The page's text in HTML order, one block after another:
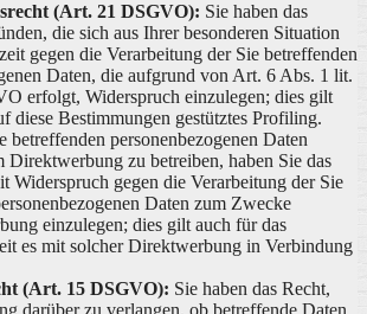
(Art. 21 DSGVO): Sie haben das
die sich aus Ihrer besonderen Situation
gegen die Verarbeitung der Sie betreffenden
Daten, die aufgrund von Art. 6 Abs. 1 lit.
erfolgt, Widerspruch einzulegen; dies gilt
diese Bestimmungen gestütztes Profiling.
betreffenden personenbezogenen Daten
Direktwerbung zu betreiben, haben Sie das
Widerspruch gegen die Verarbeitung der Sie
Daten zum Zwecke
einzulegen; dies gilt auch für das
es mit solcher Direktwerbung in Verbindung
(Art. 15 DSGVO): Sie haben das Recht,
darüber zu verlangen, ob betreffende Daten